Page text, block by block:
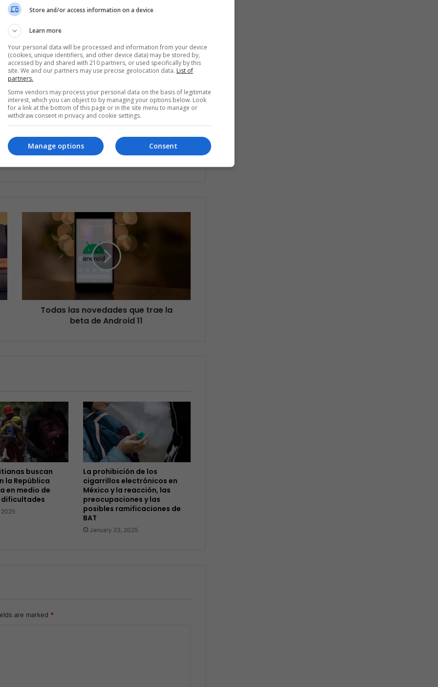
Compartir por correo electrónico
lista de correos
que está pasando en Latinoamérica
Suscríbete
Todas las novedades que trae la
beta de Android 11
buscan
la República
en medio de
2025
La prohibición de los
cigarrillos electrónicos en
México y la reacción, las
preocupaciones y las
posibles ramificaciones de
BAT
January 23, 2025
are marked *
Store and/or access information on a device
Learn more
Your personal data will be processed and information from your device
(cookies, unique identifiers, and other device data) may be stored by,
accessed by and shared with 210 partners, or used specifically by this
site. We and our partners may use precise geolocation data. List of
partners.
Some vendors may process your personal data on the basis of legitimate
interest, which you can object to by managing your options below. Look
for a link at the bottom of this page or in the site menu to manage or
withdraw consent in privacy and cookie settings.
Consent
Manage options